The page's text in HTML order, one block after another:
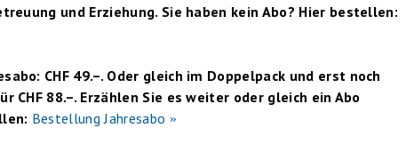
und Erziehung. Sie haben kein Abo? Hier bestellen:
CHF 49.–. Oder gleich im Doppelpack und erst noch
CHF 88.–. Erzählen Sie es weiter oder gleich ein Abo
Bestellung Jahresabo